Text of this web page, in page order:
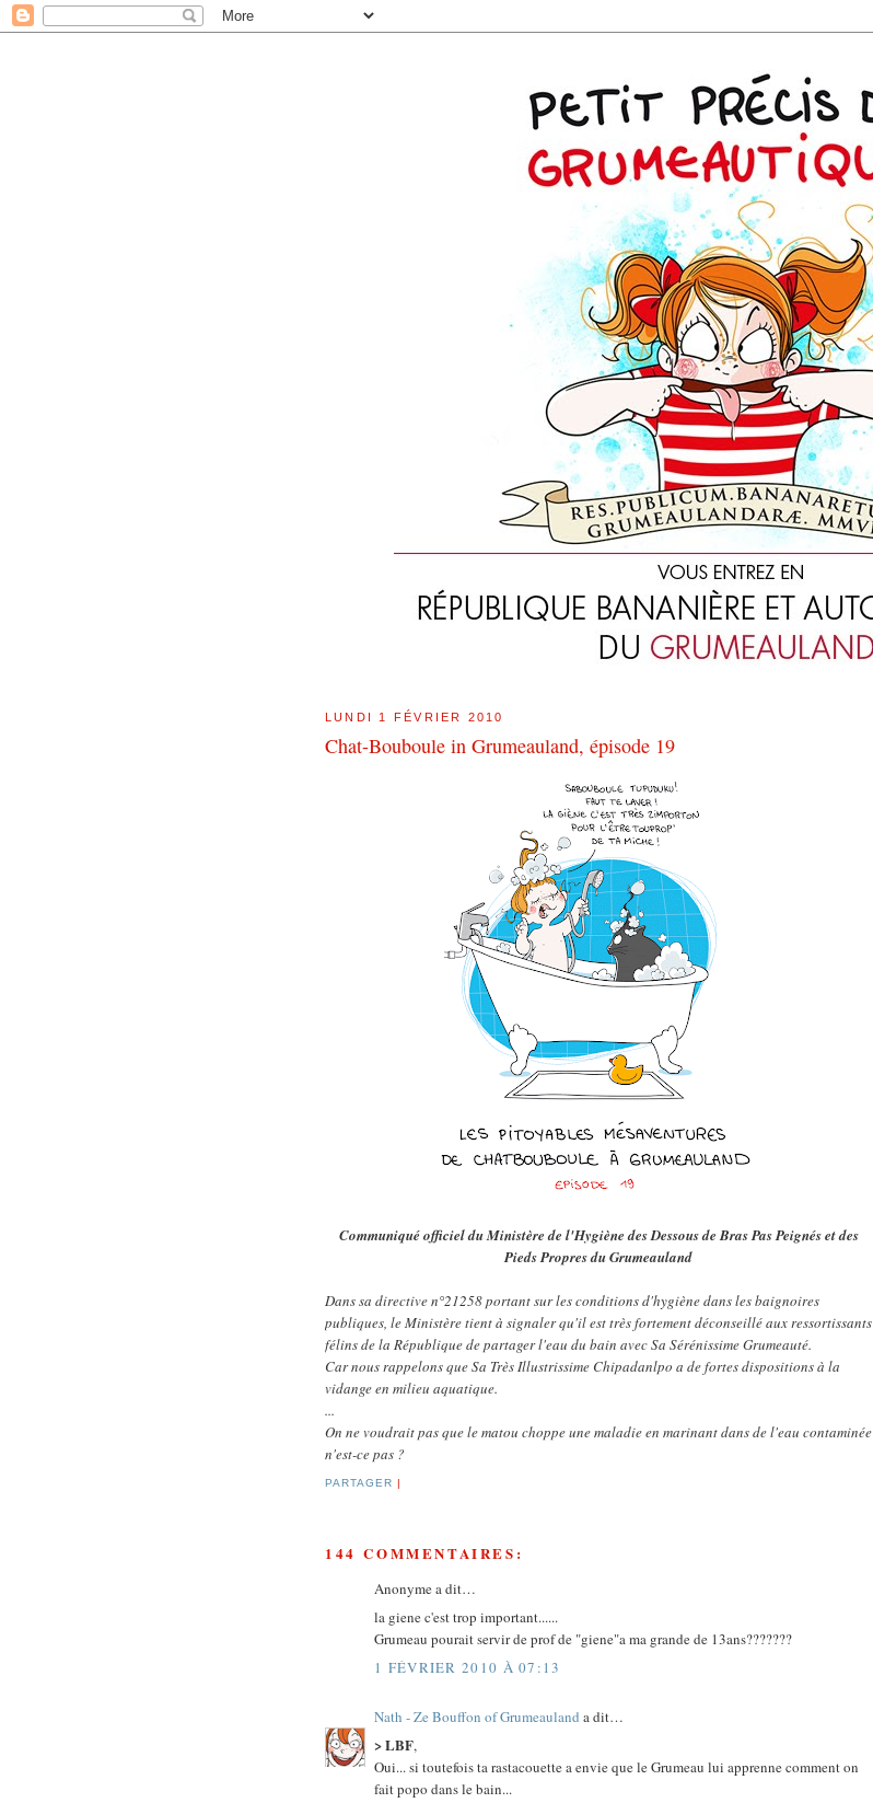
LUNDI 1 FÉVRIER 2010
Chat-Bouboule in Grumeauland, épisode 19
Communiqué officiel du Ministère de l'Hygiène des Dessous de Bras Pas Peignés et des
Pieds Propres du Grumeauland
Dans sa directive n°21258 portant sur les conditions d'hygiène dans les baignoires
publiques, le Ministère tient à signaler qu'il est très fortement déconseillé aux ressortissants
félins de la République de partager l'eau du bain avec Sa Sérénissime Grumeauté.
Car nous rappelons que Sa Très Illustrissime Chipadanlpo a de fortes dispositions à la
vidange en milieu aquatique.
...
On ne voudrait pas que le matou choppe une maladie en marinant dans de l'eau contaminée
n'est-ce pas ?
PARTAGER |
144 COMMENTAIRES:
Anonyme a dit…
la giene c'est trop important......
Grumeau pourait servir de prof de "giene"a ma grande de 13ans???????
1 FÉVRIER 2010 À 07:13
Nath - Ze Bouffon of Grumeauland a dit…
> LBF,
Oui... si toutefois ta rastacouette a envie que le Grumeau lui apprenne comment on
fait popo dans le bain...